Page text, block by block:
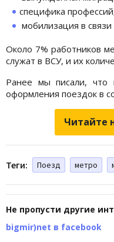
специфика
мобилизация в
Около 7% работников
служат в ВСУ, и их
Ранее мы писали, что
оформления поездок в
Читайте
Теги: Поезд метро
Не пропусти другие
bigmir)net в facebook